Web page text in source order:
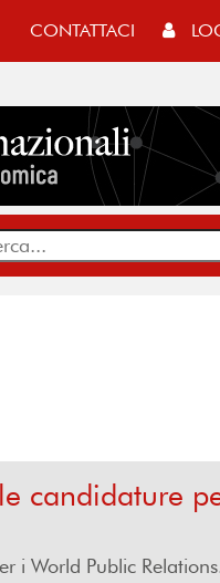
CONTATTACI
candidature
i World Public